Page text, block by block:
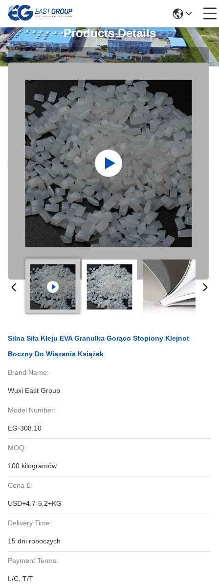
Products Details
Silna Siła Kleju EVA Granulka Gorąco Stopiony Klejnot
Boczny Do Wiązania Książek
Brand Name:
Wuxi East Group
Model Number:
EG-308.10
MOQ:
100 kilogramów
Cena £:
USD+4.7-5.2+KG
Delivery Time:
15 dni roboczych
Payment Terms:
L/C, T/T